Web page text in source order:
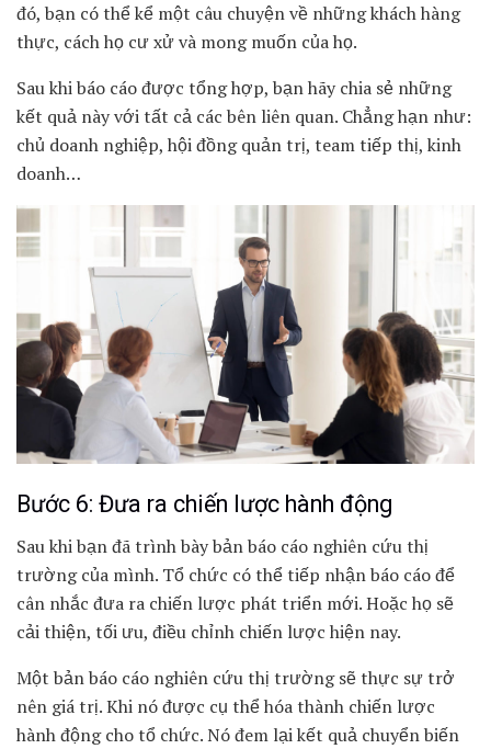
đó, bạn có thể kể một câu chuyện về những khách hàng
thực, cách họ cư xử và mong muốn của họ.
Sau khi báo cáo được tổng hợp, bạn hãy chia sẻ những
kết quả này với tất cả các bên liên quan. Chẳng hạn như:
chủ doanh nghiệp, hội đồng quản trị, team tiếp thị, kinh
doanh…
Bước 6: Đưa ra chiến lược hành động
Sau khi bạn đã trình bày bản báo cáo nghiên cứu thị
trường của mình. Tổ chức có thể tiếp nhận báo cáo để
cân nhắc đưa ra chiến lược phát triển mới. Hoặc họ sẽ
cải thiện, tối ưu, điều chỉnh chiến lược hiện nay.
Một bản báo cáo nghiên cứu thị trường sẽ thực sự trở
nên giá trị. Khi nó được cụ thể hóa thành chiến lược
hành động cho tổ chức. Nó đem lại kết quả chuyển biến